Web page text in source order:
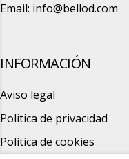
Email: info@bellod.com
INFORMACIÓN
Aviso legal
Politica de privacidad
Política de cookies